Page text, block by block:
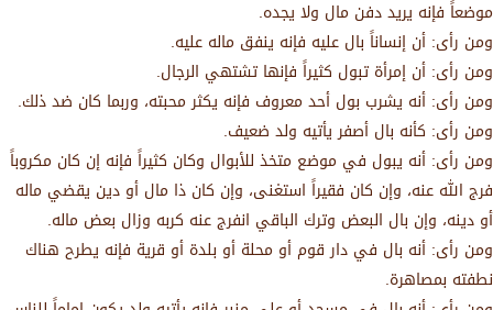
موضعاً فإنه يريد دفن مال ولا يجده.
ومن رأى: أن إنساناً بال عليه فإنه ينفق ماله عليه.
ومن رأى: أن إمرأة تبول كثيراً فإنها تشتهي الرجال.
ومن رأى: أنه يشرب بول أحد معروف فإنه يكثر محبته، وربما كان ضد ذلك.
ومن رأى: كأنه بال أصفر يأتيه ولد ضعيف.
ومن رأى: أنه يبول في موضع متخذ للأبوال وكان كثيراً فإنه إن كان مكروباً
فرج الله عنه، وإن كان فقيراً استغنى، وإن كان ذا مال أو دين يقضي ماله
أو دينه، وإن بال البعض وترك الباقي انفرج عنه كربه وزال بعض ماله.
ومن رأى: أنه بال في دار قوم أو محلة أو بلدة أو قرية فإنه يطرح هناك
نطفته بمصاهرة.